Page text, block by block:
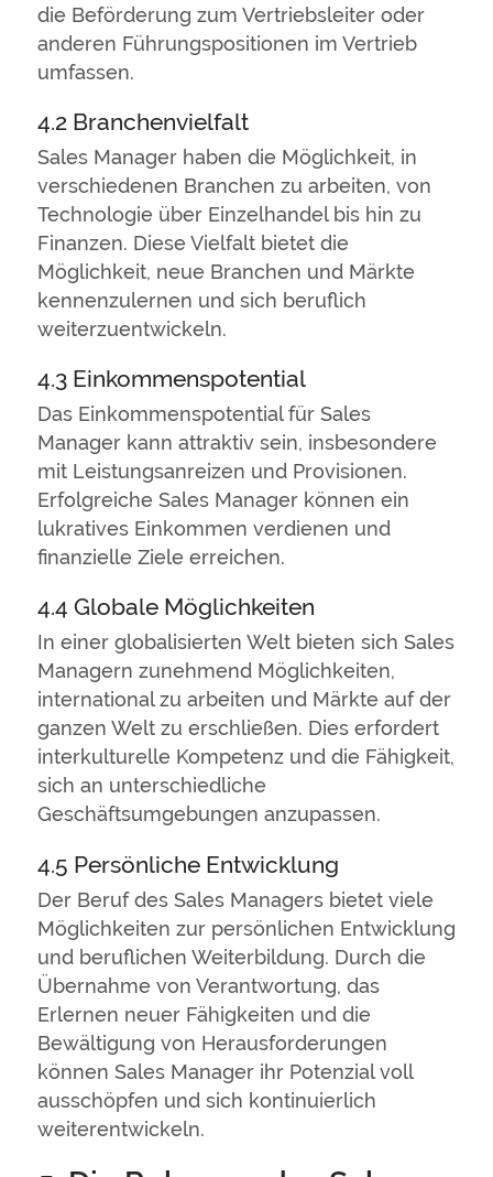
die Beförderung zum Vertriebsleiter oder
anderen Führungspositionen im Vertrieb
umfassen.
4.2 Branchenvielfalt
Sales Manager haben die Möglichkeit, in
verschiedenen Branchen zu arbeiten, von
Technologie über Einzelhandel bis hin zu
Finanzen. Diese Vielfalt bietet die
Möglichkeit, neue Branchen und Märkte
kennenzulernen und sich beruflich
weiterzuentwickeln.
4.3 Einkommenspotential
Das Einkommenspotential für Sales
Manager kann attraktiv sein, insbesondere
mit Leistungsanreizen und Provisionen.
Erfolgreiche Sales Manager können ein
lukratives Einkommen verdienen und
finanzielle Ziele erreichen.
4.4 Globale Möglichkeiten
In einer globalisierten Welt bieten sich Sales
Managern zunehmend Möglichkeiten,
international zu arbeiten und Märkte auf der
ganzen Welt zu erschließen. Dies erfordert
interkulturelle Kompetenz und die Fähigkeit,
sich an unterschiedliche
Geschäftsumgebungen anzupassen.
4.5 Persönliche Entwicklung
Der Beruf des Sales Managers bietet viele
Möglichkeiten zur persönlichen Entwicklung
und beruflichen Weiterbildung. Durch die
Übernahme von Verantwortung, das
Erlernen neuer Fähigkeiten und die
Bewältigung von Herausforderungen
können Sales Manager ihr Potenzial voll
ausschöpfen und sich kontinuierlich
weiterentwickeln.